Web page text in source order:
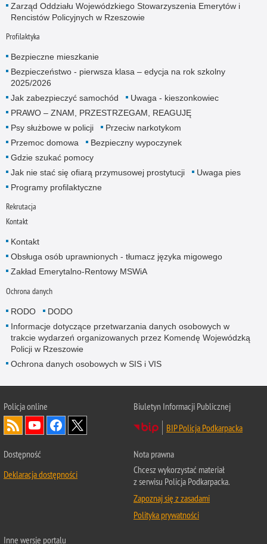
Zarząd Oddziału Wojewódzkiego Stowarzyszenia Emerytów i
Rencistów Policyjnych w Rzeszowie
Profilaktyka
Bezpieczne mieszkanie
Bezpieczeństwo - pierwsza klasa – edycja na rok szkolny
2025/2026
Jak zabezpieczyć samochód
Uwaga - kieszonkowiec
PRAWO – ZNAM, PRZESTRZEGAM, REAGUJĘ
Psy służbowe w policji
Przeciw narkotykom
Przemoc domowa
Bezpieczny wypoczynek
Gdzie szukać pomocy
Jak nie stać się ofiarą przymusowej prostytucji
Uwaga pies
Programy profilaktyczne
Rekrutacja
Kontakt
Kontakt
Obsługa osób uprawnionych - tłumacz języka migowego
Zakład Emerytalno-Rentowy MSWiA
Ochrona danych
RODO
DODO
Informacje dotyczące przetwarzania danych osobowych w
trakcie wydarzeń organizowanych przez Komendę Wojewódzką
Policji w Rzeszowie
Ochrona danych osobowych w SIS i VIS
Policja online
Biuletyn Informacji Publicznej
BIP Policja Podkarpacka
Dostępność
Deklaracja dostępności
Nota prawna
Chcesz wykorzystać materiał
z serwisu Policja Podkarpacka.
Zapoznaj się z zasadami
Polityka prywatności
Inne wersje portalu